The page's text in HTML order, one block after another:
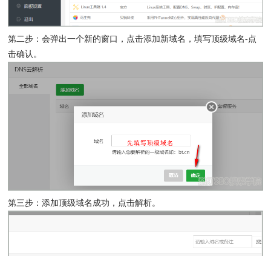
第二步：会弹出一个新的窗口，点击添加新域名，填写顶级域名-点
击确认。
第三步：添加顶级域名成功，点击解析。